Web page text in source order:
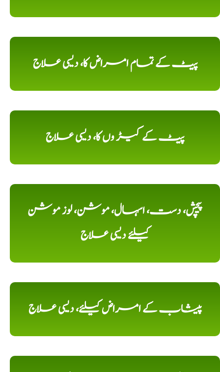
پیٹ کے تمام امراض کا، دیسی علاج
پیٹ کے کیڑ وں کا، دیسی علاج
پیچش، دست، اسہال، موشن، لوز موشن
کیلئے دیسی علاج
پیشاب کے امراض کیلئے، دیسی علاج